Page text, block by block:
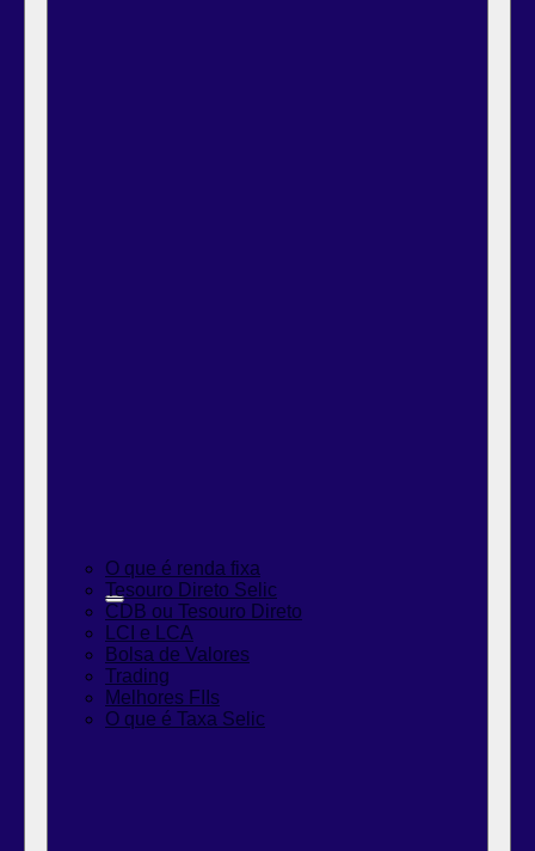
O que é renda fixa
Tesouro Direto Selic
CDB ou Tesouro Direto
LCI e LCA
Bolsa de Valores
Trading
Melhores FIIs
O que é Taxa Selic